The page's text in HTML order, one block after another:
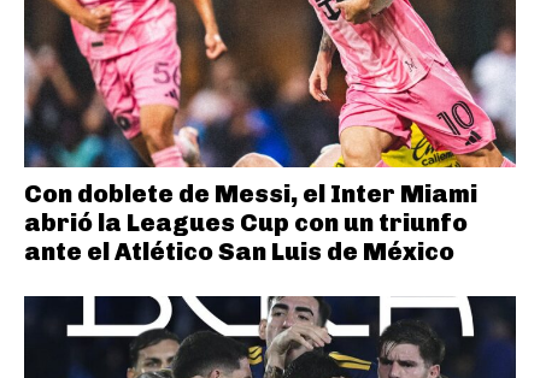
Con doblete de Messi, el Inter Miami
abrió la Leagues Cup con un triunfo
ante el Atlético San Luis de México